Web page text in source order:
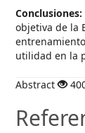
Conclusiones:
objetiva de la
utilidad en la
Abstract